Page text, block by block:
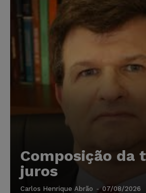
Composição da
juros
Carlos Henrique Abrão - 07/08/2026